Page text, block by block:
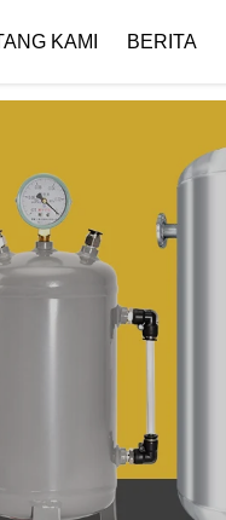
''); } }
KAMI BERITA